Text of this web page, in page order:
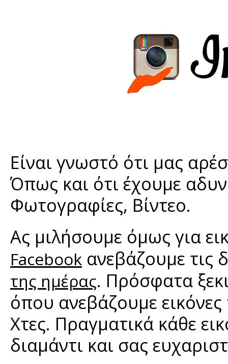
Είναι γνωστό ότι μας
Όπως και ότι έχουμε
Φωτογραφίες, Βίντεο.
Ας μιλήσουμε όμως για
Facebook ανεβάζουμε τις
της ημέρας. Πρόσφατα
όπου ανεβάζουμε
Χτες. Πραγματικά κάθε
διαμάντι και σας